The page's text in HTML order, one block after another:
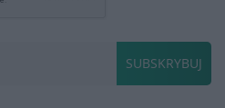
SUBSKRYBUJ